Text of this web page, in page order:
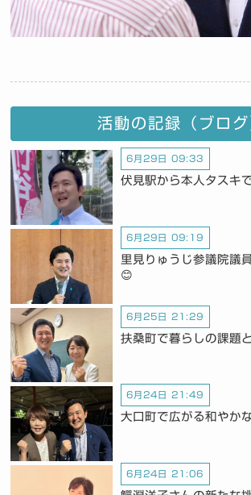
活動の記録（ブログ
6月29日 09:33
伏見駅から本人タスキ
6月29日 09:19
里見りゅうじ参議院議
😊
6月25日 21:29
扶桑町で暮らしの課題
6月24日 21:49
大口町で広がる和やか
6月24日 21:06